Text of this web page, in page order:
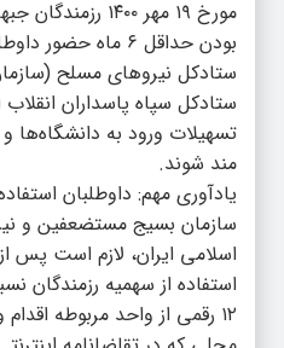
مورخ ۱۹ مهر ۱۴۰۰
بودن حداقل ۶ ماه
ستادکل نیروهای مسلح
ستادکل سپاه پاسداران
تسهیلات ورود به
مند شوند.
یادآوری مهم: داوطلبان
سازمان بسیج مستضعفین و
اسلامی ایران، لازم است
استفاده از سهمیه رزمندگان
۱۲ رقمی از واحد مربوطه